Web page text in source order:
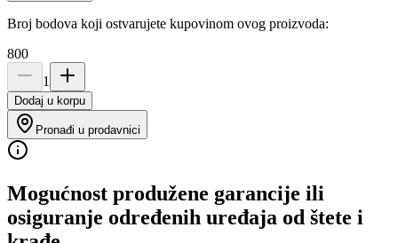
Broj bodova koji ostvarujete kupovinom ovog proizvoda:
800
1
Dodaj u korpu
Pronađi u prodavnici
Mogućnost produžene garancije ili
osiguranje određenih uređaja od štete i